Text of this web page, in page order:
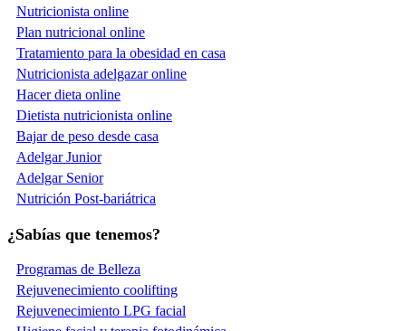
Nutricionista online
Plan nutricional online
Tratamiento para la obesidad en casa
Nutricionista adelgazar online
Hacer dieta online
Dietista nutricionista online
Bajar de peso desde casa
Adelgar Junior
Adelgar Senior
Nutrición Post-bariátrica
¿Sabías que tenemos?
Programas de Belleza
Rejuvenecimiento coolifting
Rejuvenecimiento LPG facial